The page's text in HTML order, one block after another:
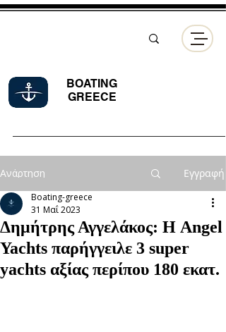
BOATING
GREECE
Ανάρτηση Εγγραφή
Δημήτρης Αγγελάκος: Η Angel
Yachts παρήγγειλε 3 super
yachts αξίας περίπου 180 εκατ.
Boating-greece
31 Μαΐ 2023